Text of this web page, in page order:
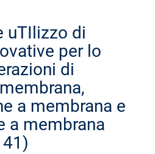
uTIlizzo di
per lo
di
a membrana e
a membrana